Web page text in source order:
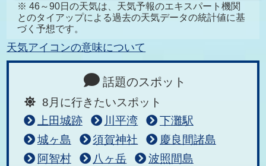
※ 46～90日の天気は、天気予報のエキスパート機関
とのタイアップによる過去の天気データの統計値に基
づく予想です。
天気アイコンの意味について
話題のスポット
8月に行きたいスポット
上田城跡
川平湾
下灘駅
城ヶ島
須賀神社
慶良間諸島
阿智村
八ヶ岳
波照間島